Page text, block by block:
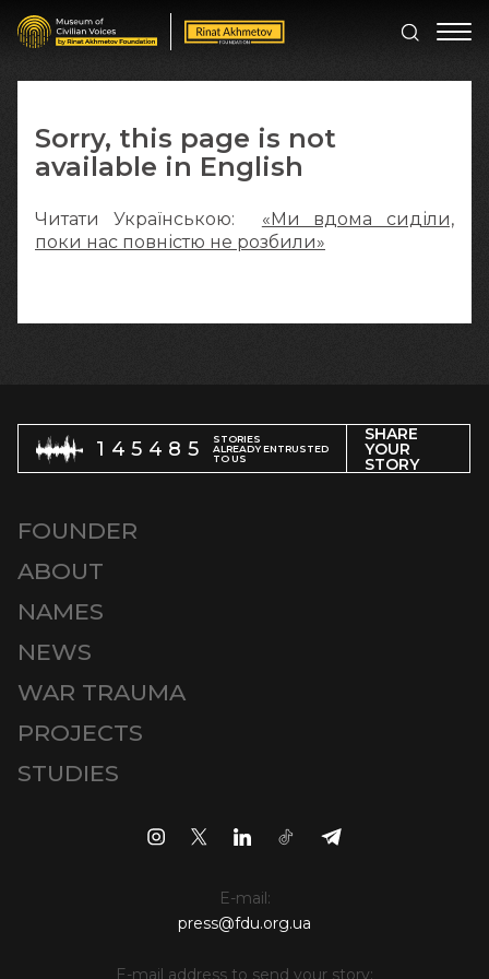
Sorry, this page is not
available in English
Читати Українською: «Ми вдома сиділи,
поки нас повністю не розбили»
145485
STORIES
ALREADY ENTRUSTED
TO US
SHARE
YOUR
STORY
FOUNDER
ABOUT
NAMES
NEWS
WAR TRAUMA
PROJECTS
STUDIES
E-mail:
press@fdu.org.ua